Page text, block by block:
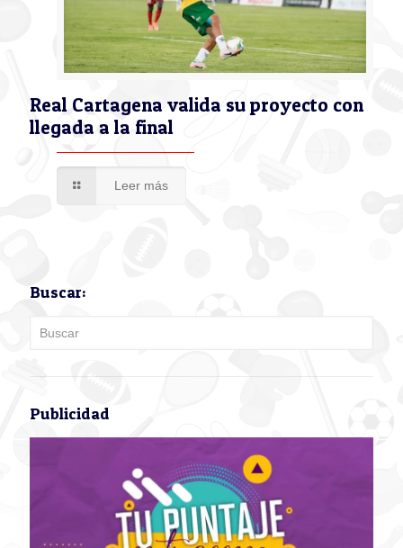
Real Cartagena valida su proyecto con
llegada a la final
Leer más
Buscar:
Publicidad